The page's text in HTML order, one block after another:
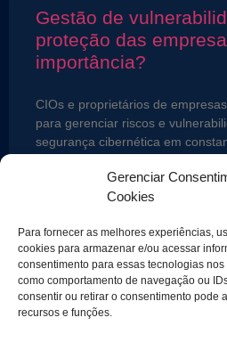
Gerenciar
Cookies
Para fornecer as melhores experiências,
cookies para armazenar e/ou acessar
consentimento para essas tecnologias
como comportamento de navegação ou
consentir ou retirar o consentimento pode
recursos e funções.
Gestão de
proteção das
importância?
CIOs e proprietários de
para gerenciar riscos e
segurança cibernética em
11 de outubro de 2022